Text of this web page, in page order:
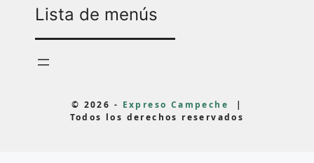
Lista de menús
© 2026 - Expreso Campeche
|
Todos los derechos reservados